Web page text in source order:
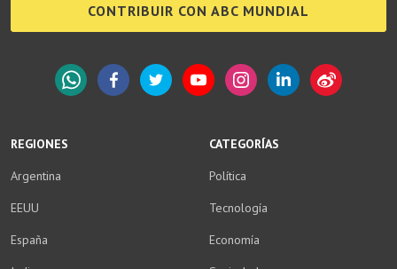
REGIONES
Argentina
EEUU
España
CATEGORÍAS
Política
Tecnología
Economía
CONTRIBUIR CON ABC MUNDIAL